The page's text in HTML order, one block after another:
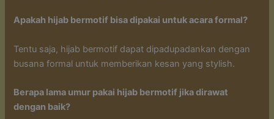
Apakah hijab bermotif bisa dipakai untuk acara formal?
Tentu saja, hijab bermotif dapat dipadupadankan dengan
busana formal untuk memberikan kesan yang stylish.
Berapa lama umur pakai hijab bermotif jika dirawat
dengan baik?